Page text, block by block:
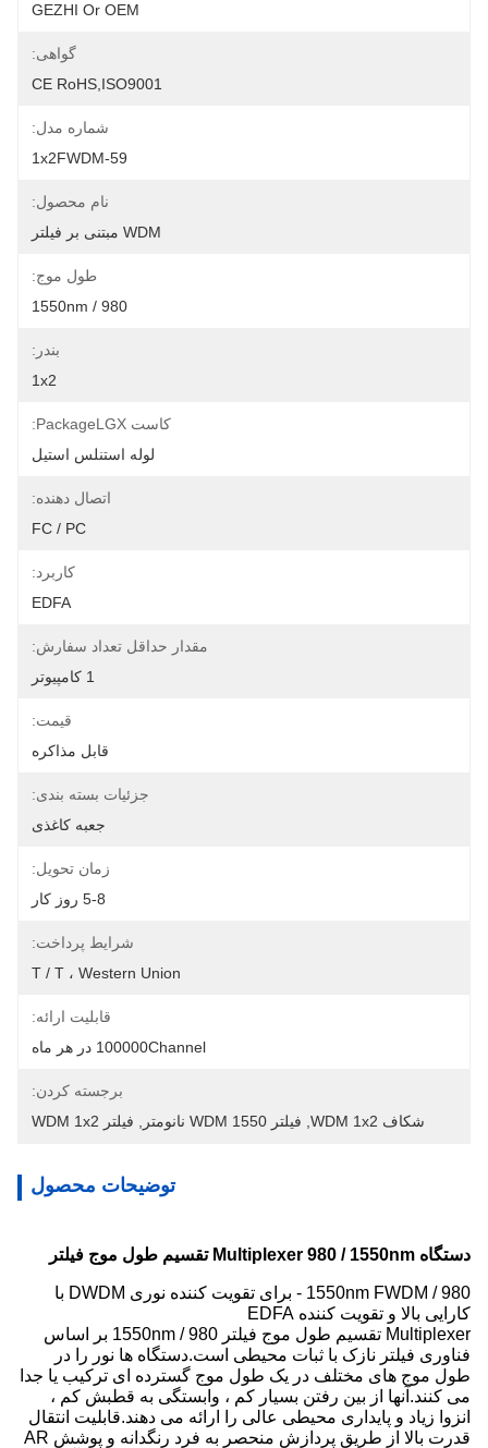
GEZHI Or OEM
گواهی:
CE RoHS,ISO9001
شماره مدل:
1x2FWDM-59
نام محصول:
WDM مبتنی بر فیلتر
طول موج:
980 / 1550nm
بندر:
1x2
کاست PackageLGX:
لوله استنلس استیل
اتصال دهنده:
FC / PC
کاربرد:
EDFA
مقدار حداقل تعداد سفارش:
1 کامپیوتر
قیمت:
قابل مذاکره
جزئیات بسته بندی:
جعبه کاغذی
زمان تحویل:
5-8 روز کار
شرایط پرداخت:
T / T ، Western Union
قابلیت ارائه:
100000Channel در هر ماه
برجسته کردن:
شکاف WDM 1x2
فیلتر WDM 1550 نانومتر فیلتر WDM 1x2
توضیحات محصول
دستگاه Multiplexer 980 / 1550nm تقسیم طول موج فیلتر
980 / 1550nm FWDM - برای تقویت کننده نوری DWDM با
کارایی بالا و تقویت کننده EDFA
Multiplexer تقسیم طول موج فیلتر 980 / 1550nm بر اساس
فناوری فیلتر نازک با ثبات محیطی است.دستگاه ها نور را در
طول موج های مختلف در یک طول موج گسترده ای ترکیب یا جدا
می کنند.آنها از بین رفتن بسیار کم ، وابستگی به قطبش کم ،
انزوا زیاد و پایداری محیطی عالی را ارائه می دهند.قابلیت انتقال
قدرت بالا از طریق پردازش منحصر به فرد رنگدانه و پوشش AR